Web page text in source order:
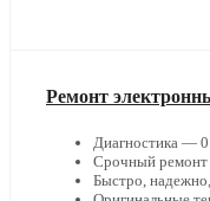
Ремонт
Диагностика —
Срочный ремонт
Быстро,